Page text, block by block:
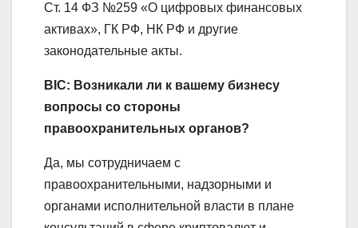
Ст. 14 ФЗ №259 «О цифровых финансовых
активах», ГК РФ, НК РФ и другие
законодательные акты.
BIC: Возникали ли к вашему бизнесу
вопросы со стороны
правоохранительных органов?
Да, мы сотрудничаем с
правоохранительными, надзорными и
органами исполнительной власти в плане